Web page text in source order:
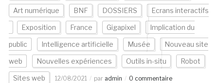
Art numérique BNF DOSSIERS Ecrans interactifs
Exposition France Gigapixel Implication du
public Intelligence artificielle Musée Nouveau site
web Nouvelles expériences Outils in-situ Robot
Sites web 12/08/2021 par admin 0 commentaire